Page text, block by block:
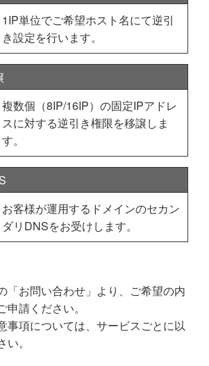
1IP単位でご希望ホスト名にて逆引
き設定を行います。
複数個（8IP/16IP）の固定IPアドレ
スに対する逆引き権限を移譲しま
す。
お客様が運用するドメインのセカン
ダリDNSをお受けします。
「お問い合わせ」より、ご希望の内
請ください。
事項については、サービスごとに以
。